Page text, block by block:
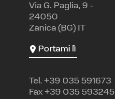
Via G. Paglia, 9 -
24050
Zanica (BG) IT
Portami lì
Tel. +39 035 591673
Fax +39 035 593245